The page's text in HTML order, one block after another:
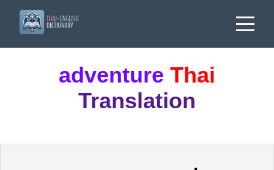
adventure Thai
Translation